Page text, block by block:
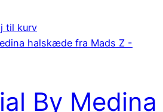
til kurv
By Medina